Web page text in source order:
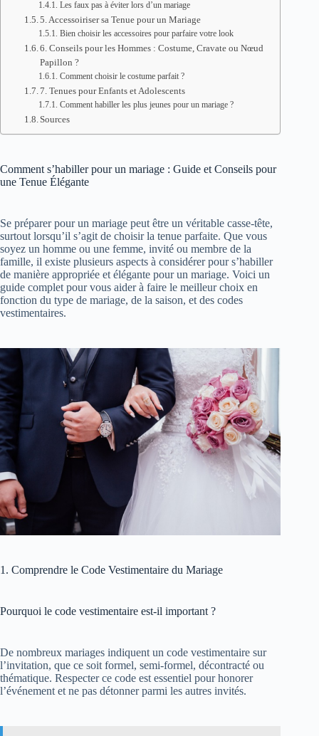
Les faux pas à éviter lors d’un mariage
5. Accessoiriser sa Tenue pour un Mariage
Bien choisir les accessoires pour parfaire votre look
6. Conseils pour les Hommes : Costume, Cravate ou Nœud
Papillon ?
Comment choisir le costume parfait ?
7. Tenues pour Enfants et Adolescents
Comment habiller les plus jeunes pour un mariage ?
Sources
Comment s’habiller pour un mariage : Guide et Conseils pour
une Tenue Élégante
Se préparer pour un mariage peut être un véritable casse-tête,
surtout lorsqu’il s’agit de choisir la tenue parfaite. Que vous
soyez un homme ou une femme, invité ou membre de la
famille, il existe plusieurs aspects à considérer pour s’habiller
de manière appropriée et élégante pour un mariage. Voici un
guide complet pour vous aider à faire le meilleur choix en
fonction du type de mariage, de la saison, et des codes
vestimentaires.
1. Comprendre le Code Vestimentaire du Mariage
Pourquoi le code vestimentaire est-il important ?
De nombreux mariages indiquent un code vestimentaire sur
l’invitation, que ce soit formel, semi-formel, décontracté ou
thématique. Respecter ce code est essentiel pour honorer
l’événement et ne pas détonner parmi les autres invités.